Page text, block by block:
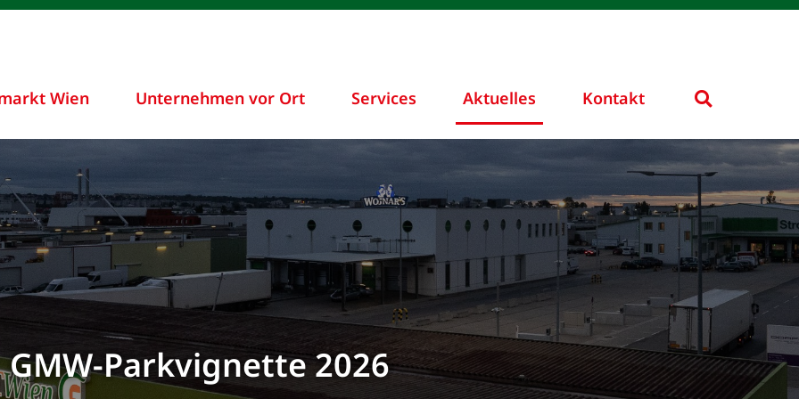
Wien Unternehmen vor Ort Services Aktuelles Kontakt
GMW-Parkvignette 2026